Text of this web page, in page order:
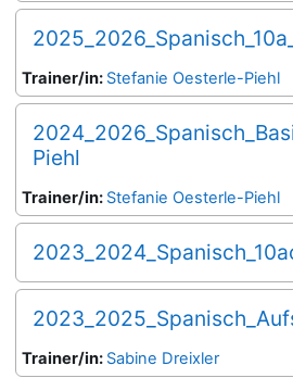
Trainer/in: Stefanie Oesterle-Piehl
Piehl
Trainer/in: Stefanie Oesterle-Piehl
Trainer/in: Sabine Dreixler